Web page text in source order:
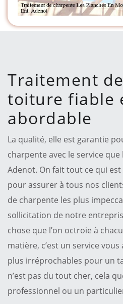
Traitement
toiture fiable
abordable
La qualité, elle est garantie
charpente avec le service que
Adenot. On fait tout ce qui
pour assurer à tous nos
de charpente les plus
sollicitation de notre
chose que l’on octroie à
matière, c’est un service
plus irréprochables pour un
n’est pas du tout cher, cela
professionnel ou un